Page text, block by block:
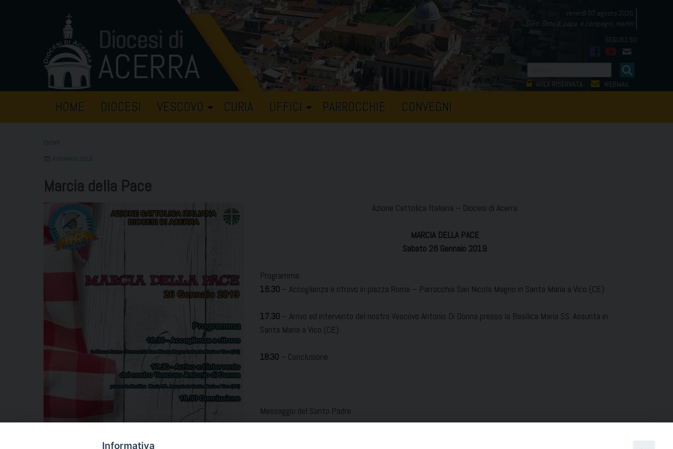
venerdì 07 agosto 2026
Santi Sisto II, papa, e compagni, martiri
facebook
youtube
mail
AREA RISERVATA WEBMAIL
HOME DIOCESI VESCOVO CURIA UFFICI PARROCCHIE CONVEGNI
EVENTI
4 GENNAIO 2019
Marcia della Pace
Azione Cattolica Italiana – Diocesi di Acerra
MARCIA DELLA PACE
Sabato 26 Gennaio 2019
Programma:
16.30 – Accoglienza e ritrovo in piazza Roma – Parrocchia San Nicola Magno in Santa Maria a Vico (CE)
17.30 – Arrivo ed intervento del nostro Vescovo Antonio Di Donna presso la Basilica Maria SS. Assunta in
Santa Maria a Vico (CE)
18.30 – Conclusione
Messaggio del Santo Padre
Informativa